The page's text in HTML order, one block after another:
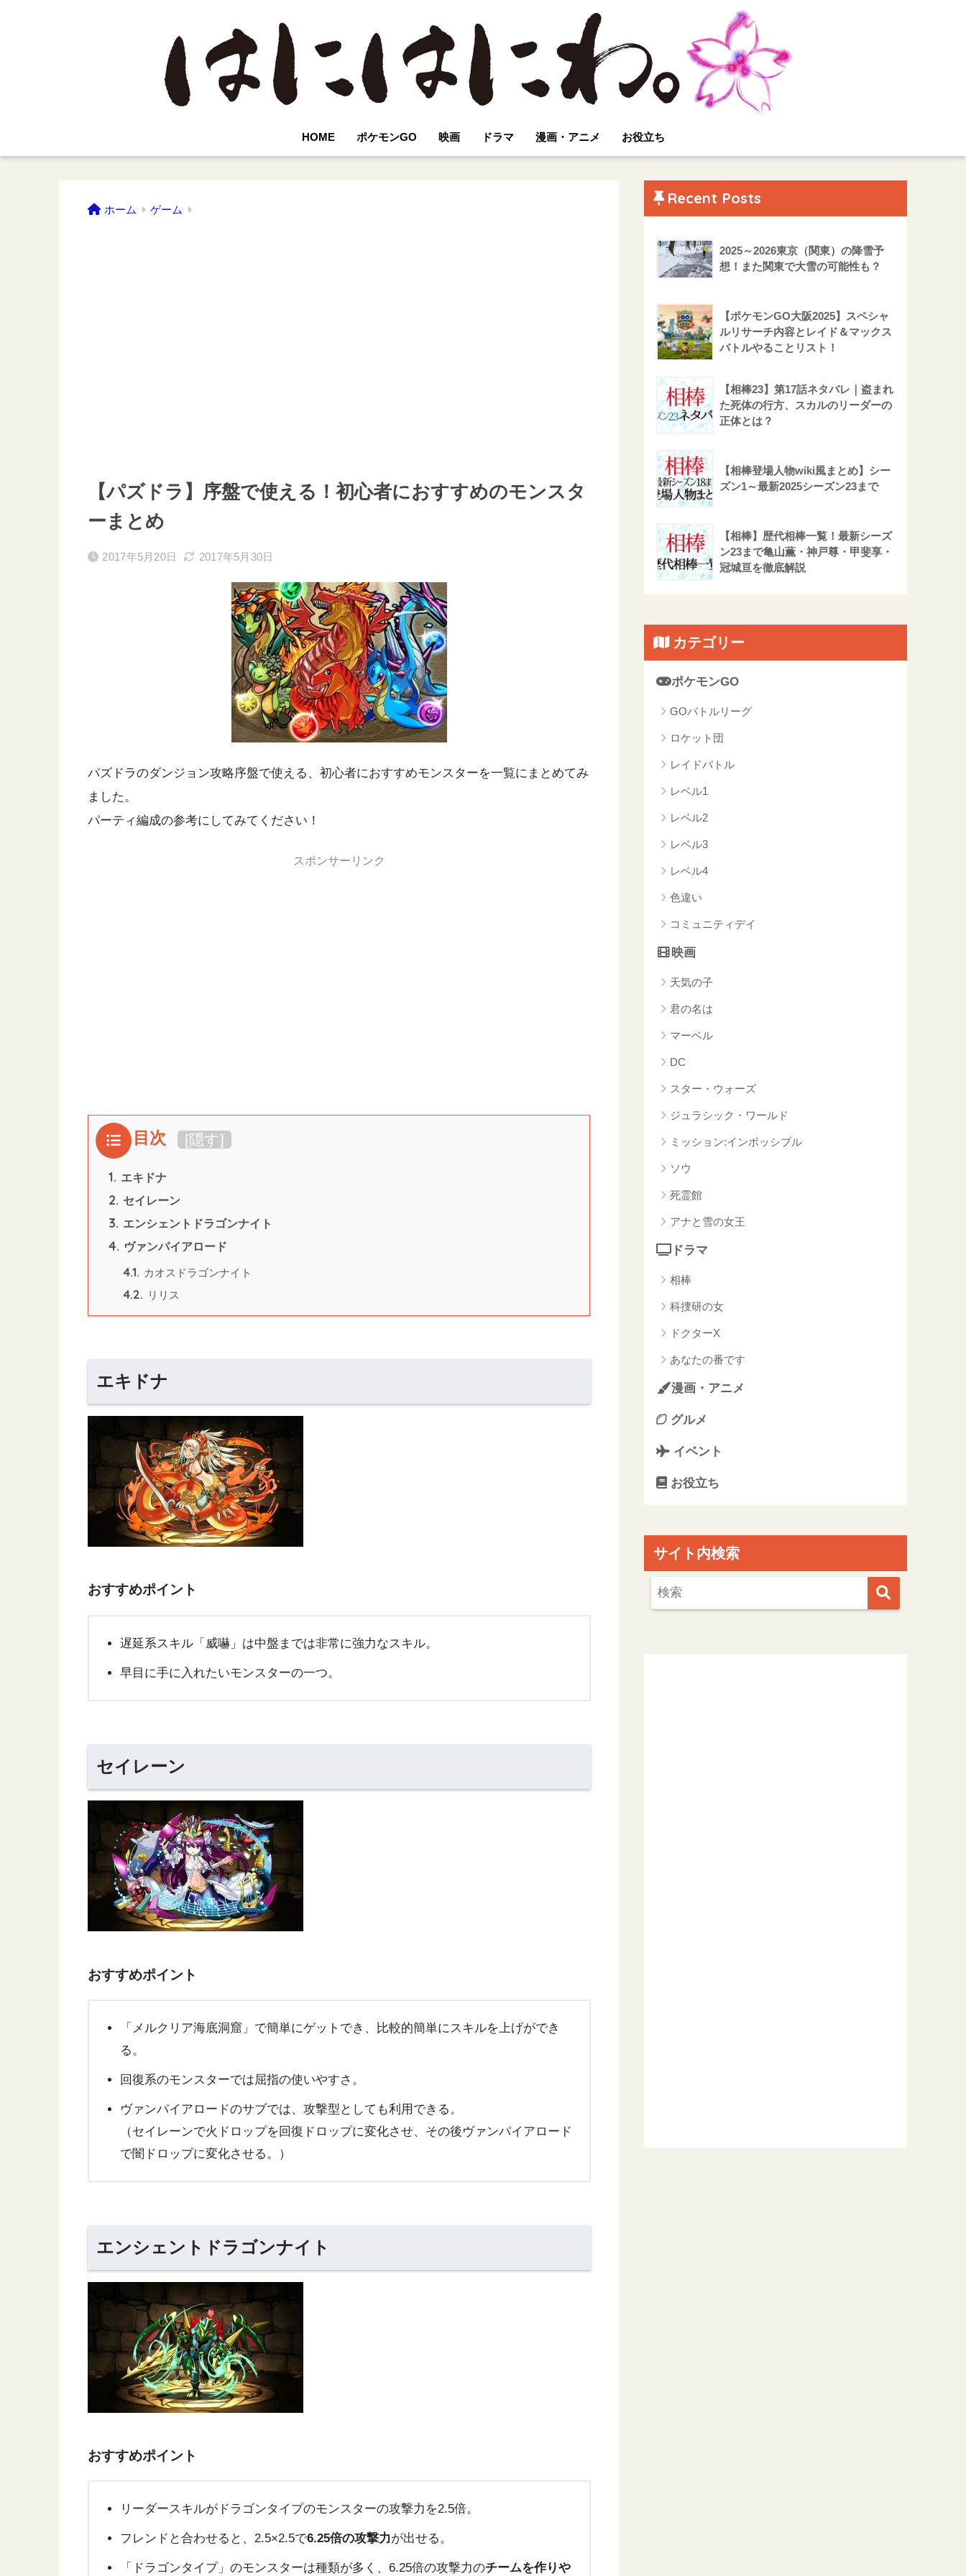
HOME ポケモンGO 映画 ドラマ 漫画・アニメ お役立ち
ホーム ゲーム
【パズドラ】序盤で使える！初心者におすすめのモンスタ
ーまとめ
2017年5月20日 2017年5月30日
パズドラのダンジョン攻略序盤で使える、初心者におすすめモンスターを一覧にまとめてみ
ました。
パーティ編成の参考にしてみてください！
スポンサーリンク
目次 [隠す]
1. エキドナ
2. セイレーン
3. エンシェントドラゴンナイト
4. ヴァンパイアロード
4.1. カオスドラゴンナイト
4.2. リリス
エキドナ
おすすめポイント
遅延系スキル「威嚇」は中盤までは非常に強力なスキル。
早目に手に入れたいモンスターの一つ。
セイレーン
おすすめポイント
「メルクリア海底洞窟」で簡単にゲットでき、比較的簡単にスキルを上げができ
る。
回復系のモンスターでは屈指の使いやすさ。
ヴァンパイアロードのサブでは、攻撃型としても利用できる。
（セイレーンで火ドロップを回復ドロップに変化させ、その後ヴァンパイアロード
で闇ドロップに変化させる。）
エンシェントドラゴンナイト
おすすめポイント
リーダースキルがドラゴンタイプのモンスターの攻撃力を2.5倍。
フレンドと合わせると、2.5×2.5で6.25倍の攻撃力が出せる。
「ドラゴンタイプ」のモンスターは種類が多く、6.25倍の攻撃力のチームを作りや
Recent Posts
2025～2026東京（関東）の降雪予
想！また関東で大雪の可能性も？
【ポケモンGO大阪2025】スペシャ
ルリサーチ内容とレイド＆マックス
バトルやることリスト！
【相棒23】第17話ネタバレ｜盗まれ
た死体の行方、スカルのリーダーの
正体とは？
【相棒登場人物wiki風まとめ】シー
ズン1～最新2025シーズン23まで
【相棒】歴代相棒一覧！最新シーズ
ン23まで亀山薫・神戸尊・甲斐享・
冠城亘を徹底解説
カテゴリー
ポケモンGO
GOバトルリーグ
ロケット団
レイドバトル
レベル1
レベル2
レベル3
レベル4
色違い
コミュニティデイ
映画
天気の子
君の名は
マーベル
DC
スター・ウォーズ
ジュラシック・ワールド
ミッション:インポッシブル
ソウ
死霊館
アナと雪の女王
ドラマ
相棒
科捜研の女
ドクターX
あなたの番です
漫画・アニメ
グルメ
イベント
お役立ち
サイト内検索